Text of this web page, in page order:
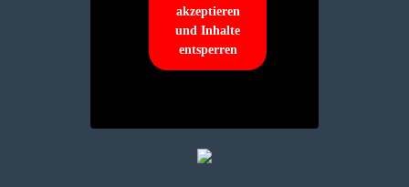
akzeptieren
und Inhalte
entsperren